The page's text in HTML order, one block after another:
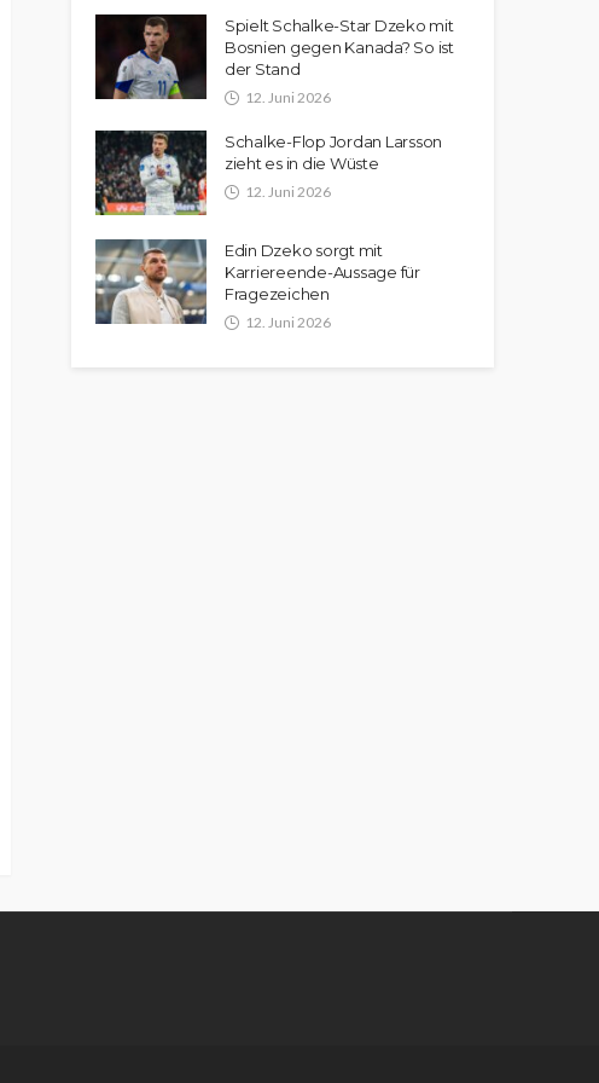
Spielt Schalke-Star Dzeko mit
Bosnien gegen Kanada? So ist
der Stand
12. Juni 2026
Schalke-Flop Jordan Larsson
zieht es in die Wüste
12. Juni 2026
Edin Dzeko sorgt mit
Karriereende-Aussage für
Fragezeichen
12. Juni 2026